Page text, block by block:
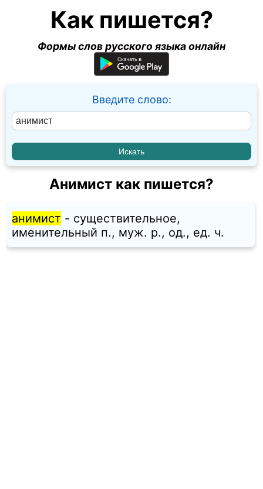
Как пишется?
Формы слов русского языка онлайн
Введите слово:
Анимист как пишется?
анимист - существительное,
именительный п., муж. p., од., ед. ч.